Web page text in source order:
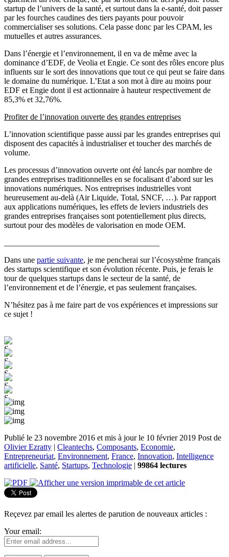
startup de l’univers de la santé, et surtout dans la e-santé, doit passer
par les fourches caudines des tiers payants pour pouvoir
commercialiser ses solutions. Cela passe donc par les CPAM, les
mutuelles et autres assurances.
Dans l’énergie et l’environnement, il en va de même avec la
dominance d’EDF, de Veolia et Engie. Ce sont des rôles encore plus
influents sur le sort des innovations que tout ce qui peut se faire dans
le domaine du numérique. L’Etat a son mot à dire au moins pour
EDF et Engie dont il est actionnaire à hauteur respectivement de
85,3% et 32,76%.
Profiter de l’innovation ouverte des grandes entreprises
L’innovation scientifique passe aussi par les grandes entreprises qui
disposent des capacités à industrialiser et toucher des marchés de
volume.
Les processus d’innovation ouverte ont été lancés par nombre de
grandes entreprises traditionnelles en se focalisant d’abord sur les
innovations numériques. Nos entreprises industrielles vont
heureusement au-delà (Air Liquide, Total, SNCF, …). Par rapport
aux applications numériques, les effets de leviers industriels des
grandes entreprises françaises sont potentiellement plus directs,
surtout pour des modèles de valorisation en mode OEM.
Dans une partie suivante, je me pencherai sur l’écosystème français
des startups scientifique et son évolution récente. Puis, je ferais le
tour de quelques startups dans le secteur de la santé, de
l’environnement et de l’énergie, et pas seulement françaises.
N’hésitez pas à me faire part de vos expériences et impressions sur
ce sujet !
Publié le 23 novembre 2016 et mis à jour le 10 février 2019 Post de
Olivier Ezratty | Cleantechs, Composants, Economie,
Entrepreneuriat, Environnement, France, Innovation, Intelligence
artificielle, Santé, Startups, Technologie | 99864 lectures
Reçevez par email les alertes de parution de nouveaux articles :
Your email: